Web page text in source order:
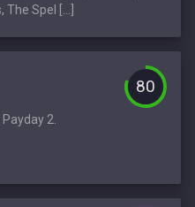
Spel [...]
80
2.